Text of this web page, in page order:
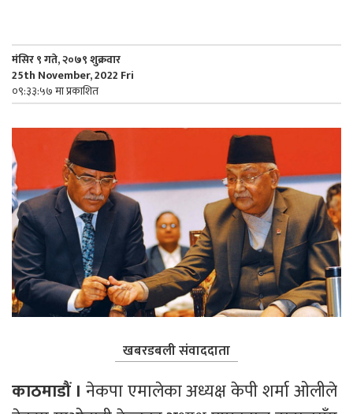
मंसिर ९ गते, २०७९ शुक्रवार
25th November, 2022 Fri
०९:३३:५७ मा प्रकाशित
खबरडबली संवाददाता
काठमाडौं । नेकपा एमालेका अध्यक्ष केपी शर्मा ओलीले